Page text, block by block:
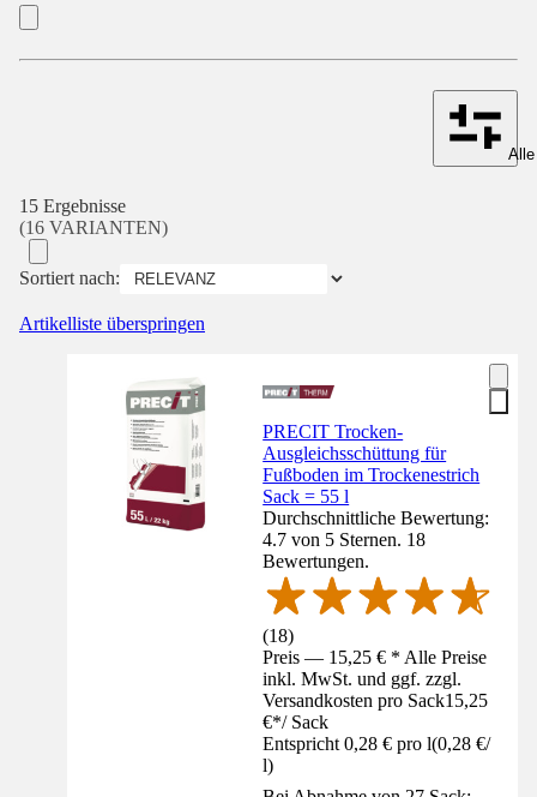
15 Ergebnisse
(16 VARIANTEN)
Sortiert nach:
Artikelliste überspringen
PRECIT Trocken-
Ausgleichsschüttung für
Fußboden im Trockenestrich
Sack = 55 l
Durchschnittliche Bewertung:
4.7 von 5 Sternen. 18
Bewertungen.
(18)
Preis — 15,25 € * Alle Preise
inkl. MwSt. und ggf. zzgl.
Versandkosten pro Sack15,25
€*/ Sack
Entspricht 0,28 € pro l(0,28 €/
l)